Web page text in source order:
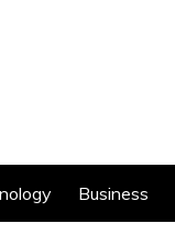
Business